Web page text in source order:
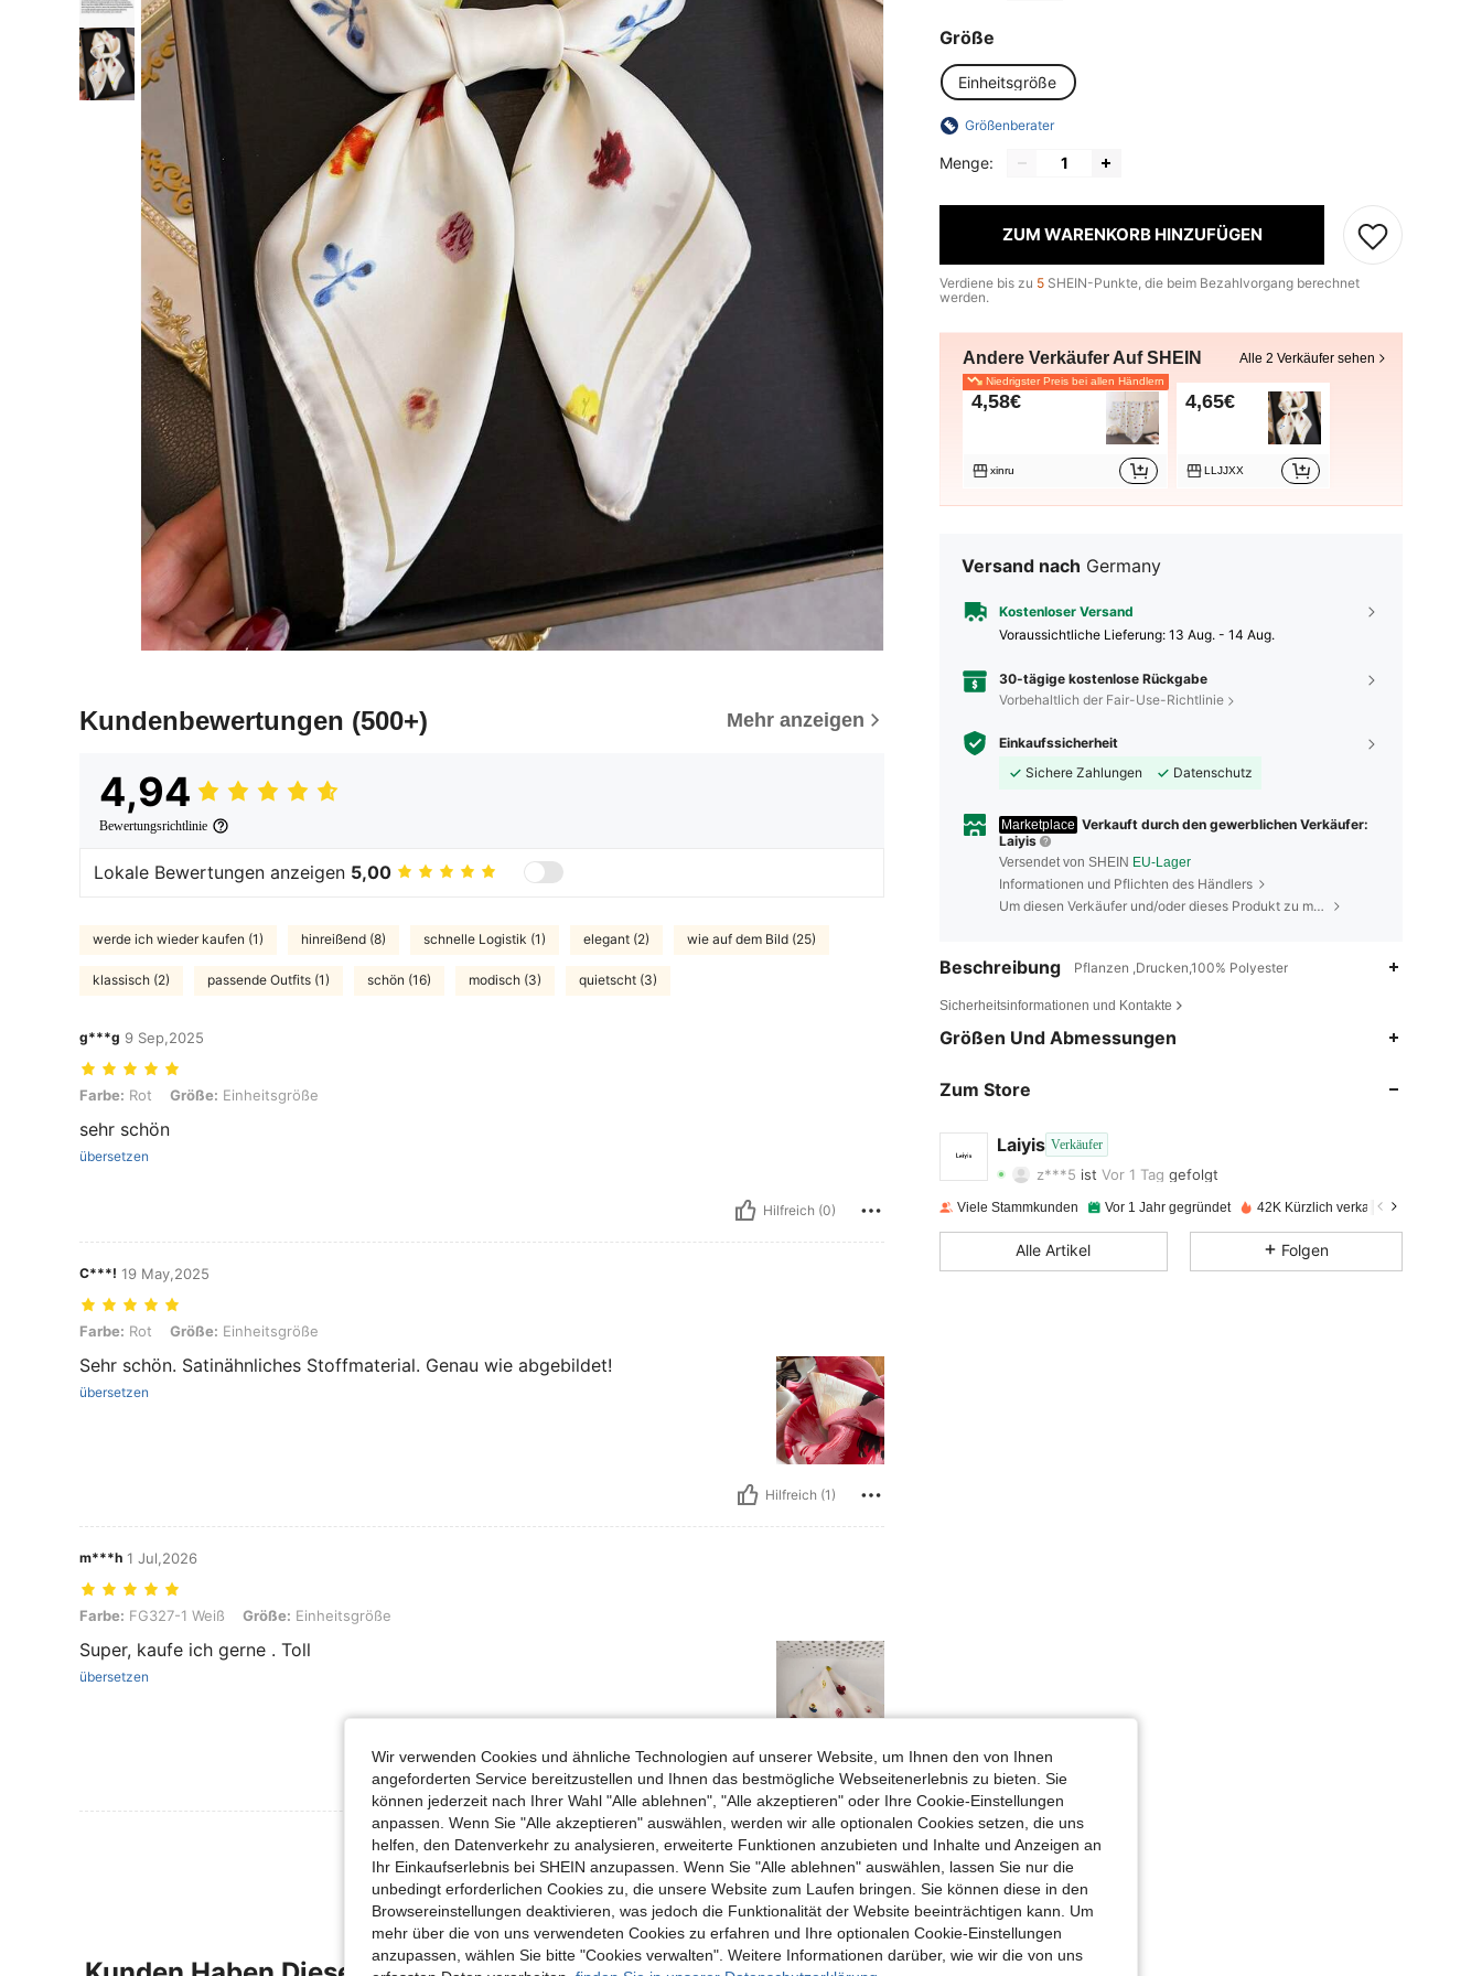
Kundenbewertungen (500+) Mehr anzeigen
4,94
Bewertungsrichtlinie
Lokale Bewertungen anzeigen 5,00
werde ich wieder kaufen (1) hinreißend (8) schnelle Logistik (1) elegant (2) wie auf dem Bild (25)
klassisch (2) passende Outfits (1) schön (16) modisch (3) quietscht (3)
g***g 9 Sep,2025
Farbe: Rot, Größe: Einheitsgröße
Farbe: Rot Größe: Einheitsgröße
sehr schön
übersetzen
Hilfreich (0)
C***! 19 May,2025
Farbe: Rot, Größe: Einheitsgröße
Farbe: Rot Größe: Einheitsgröße
Sehr schön. Satinähnliches Stoffmaterial. Genau wie abgebildet!
übersetzen
Hilfreich (1)
m***h 1 Jul,2026
Farbe: FG327-1 Weiß, Größe: Einheitsgröße
Farbe: FG327-1 Weiß Größe: Einheitsgröße
Super, kaufe ich gerne . Toll
übersetzen
Hilfreich (0)
Mehr Bewertungen Ansehen
Größe
Einheitsgröße
Größenberater
Menge:
ZUM WARENKORB HINZUFÜGEN
Verdiene bis zu 5 SHEIN-Punkte, die beim Bezahlvorgang berechnet
werden.
Andere Verkäufer Auf SHEIN Alle 2 Verkäufer sehen
Niedrigster Preis bei allen Händlern
4,58€
xinru
4,65€
LLJJXX
Versand nach Germany
Kostenloser Versand
Voraussichtliche Lieferung: 13 Aug. - 14 Aug.
30-tägige kostenlose Rückgabe
Vorbehaltlich der Fair-Use-Richtlinie
Einkaufssicherheit
Sichere Zahlungen
Datenschutz
Marketplace Verkauft durch den gewerblichen Verkäufer:
Laiyis
Versendet von SHEIN EU-Lager
Informationen und Pflichten des Händlers
Um diesen Verkäufer und/oder dieses Produkt zu melden
Beschreibung Pflanzen ,Drucken,100% Polyester
Sicherheitsinformationen und Kontakte
Größen Und Abmessungen
Zum Store
Laiyis Verkäufer
4,93
z***5istVor 1 Tag
4,93 Bewertung 34 Artikel 1K
4,93 34 1K
4,93 34 1K
Viele Stammkunden Vor 1 Jahr gegründet 42K Kürzlich verkauft
Alle Artikel Folgen
Wir verwenden Cookies und ähnliche Technologien auf unserer Website, um Ihnen den von Ihnen
angeforderten Service bereitzustellen und Ihnen das bestmögliche Webseitenerlebnis zu bieten. Sie
können jederzeit nach Ihrer Wahl "Alle ablehnen", "Alle akzeptieren" oder Ihre Cookie-Einstellungen
anpassen. Wenn Sie "Alle akzeptieren" auswählen, werden wir alle optionalen Cookies setzen, die uns
helfen, den Datenverkehr zu analysieren, erweiterte Funktionen anzubieten und Inhalte und Anzeigen an
Ihr Einkaufserlebnis bei SHEIN anzupassen. Wenn Sie "Alle ablehnen" auswählen, lassen Sie nur die
unbedingt erforderlichen Cookies zu, die unsere Website zum Laufen bringen. Sie können diese in den
Browsereinstellungen deaktivieren, was jedoch die Funktionalität der Website beeinträchtigen kann. Um
mehr über die von uns verwendeten Cookies zu erfahren und Ihre optionalen Cookie-Einstellungen
anzupassen, wählen Sie bitte "Cookies verwalten". Weitere Informationen darüber, wie wir die von uns